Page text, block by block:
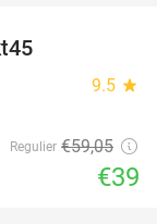
9.5 star
Regulier €59,05
€39